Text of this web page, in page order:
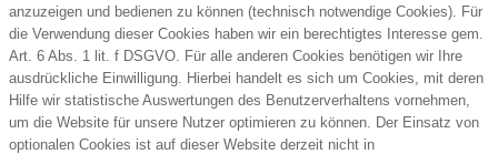
Aqiila Tagbird Tracker mit Schlüsselring
anzuzeigen und bedienen zu können (technisch notwendige Cookies). Für
die Verwendung dieser Cookies haben wir ein berechtigtes Interesse gem.
Art. 6 Abs. 1 lit. f DSGVO. Für alle anderen Cookies benötigen wir Ihre
ausdrückliche Einwilligung. Hierbei handelt es sich um Cookies, mit deren
Hilfe wir statistische Auswertungen des Benutzerverhaltens vornehmen,
um die Website für unsere Nutzer optimieren zu können. Der Einsatz von
optionalen Cookies ist auf dieser Website derzeit nicht in